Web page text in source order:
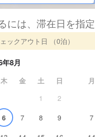
には、滞在日を指
ックアウト日 （0泊）
年8月
木 金 土
日
1
2
6 7 8
9
月
7